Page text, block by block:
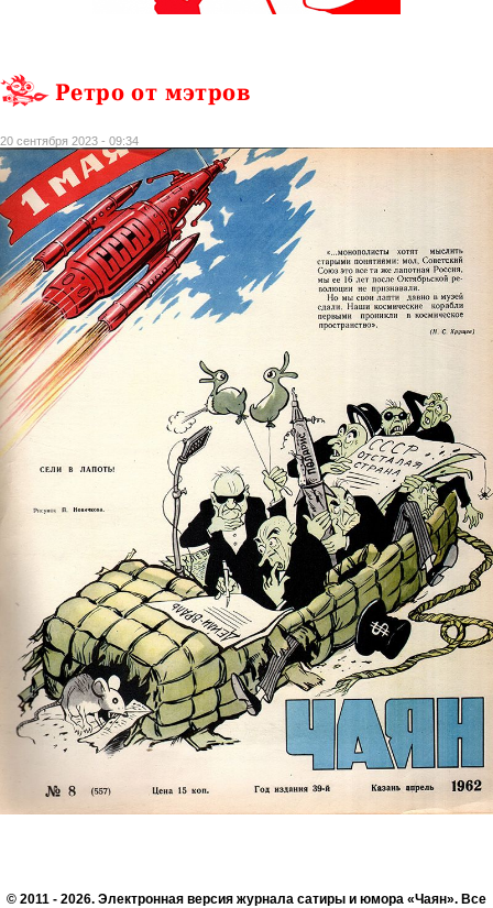
Ретро от мэтров
20 сентября 2023 - 09:34
© 2011 - 2026. Электронная версия журнала сатиры и юмора «Чаян». Все